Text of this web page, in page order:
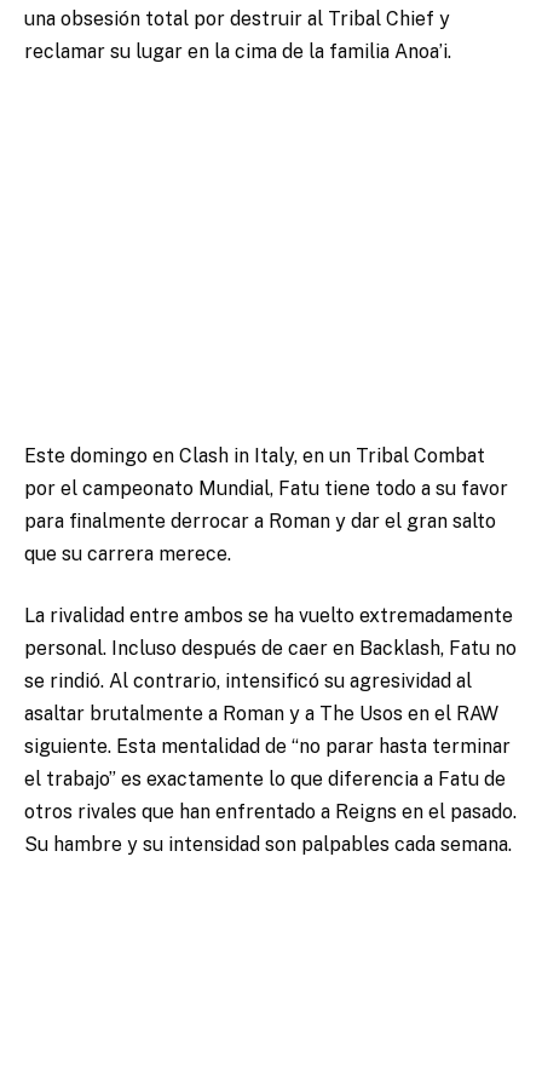
una obsesión total por destruir al Tribal Chief y
reclamar su lugar en la cima de la familia Anoa’i.
Este domingo en Clash in Italy, en un Tribal Combat
por el campeonato Mundial, Fatu tiene todo a su favor
para finalmente derrocar a Roman y dar el gran salto
que su carrera merece.
La rivalidad entre ambos se ha vuelto extremadamente
personal. Incluso después de caer en Backlash, Fatu no
se rindió. Al contrario, intensificó su agresividad al
asaltar brutalmente a Roman y a The Usos en el RAW
siguiente. Esta mentalidad de “no parar hasta terminar
el trabajo” es exactamente lo que diferencia a Fatu de
otros rivales que han enfrentado a Reigns en el pasado.
Su hambre y su intensidad son palpables cada semana.